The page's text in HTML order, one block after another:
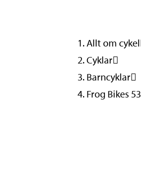
Allt om cykel
Cyklar
Barncyklar
Frog Bikes 53